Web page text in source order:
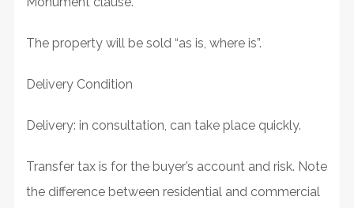
The property will be sold “as is, where is”.
Delivery Condition
Delivery: in consultation, can take place quickly.
Transfer tax is for the buyer’s account and risk. Note
the difference between residential and commercial